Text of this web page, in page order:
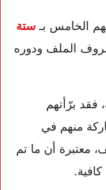
الخامس بـ ستة
الملف ودوره
برّأتهم
منهم في
معتبرة أن ما تم